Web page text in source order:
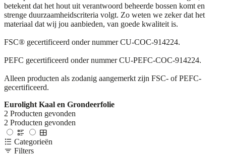
betekent dat het hout uit verantwoord beheerde bossen komt en
strenge duurzaamheidscriteria volgt. Zo weten we zeker dat het
materiaal dat wij jou aanbieden, van goede kwaliteit is.
FSC® gecertificeerd onder nummer CU-COC-914224.
PEFC gecertificeerd onder nummer CU-PEFC-COC-914224.
Alleen producten als zodanig aangemerkt zijn FSC- of PEFC-
gecertificeerd.
Eurolight Kaal en Grondeerfolie
2 Producten gevonden
2 Producten gevonden
Categorieën
Filters